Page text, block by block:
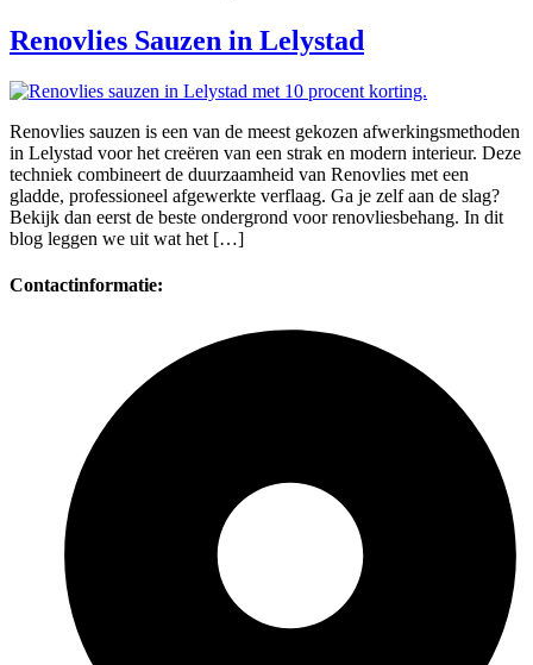
Renovlies Sauzen in Lelystad
Renovlies sauzen is een van de meest gekozen afwerkingsmethoden
in Lelystad voor het creëren van een strak en modern interieur. Deze
techniek combineert de duurzaamheid van Renovlies met een
gladde, professioneel afgewerkte verflaag. Ga je zelf aan de slag?
Bekijk dan eerst de beste ondergrond voor renovliesbehang. In dit
blog leggen we uit wat het […]
Contactinformatie: